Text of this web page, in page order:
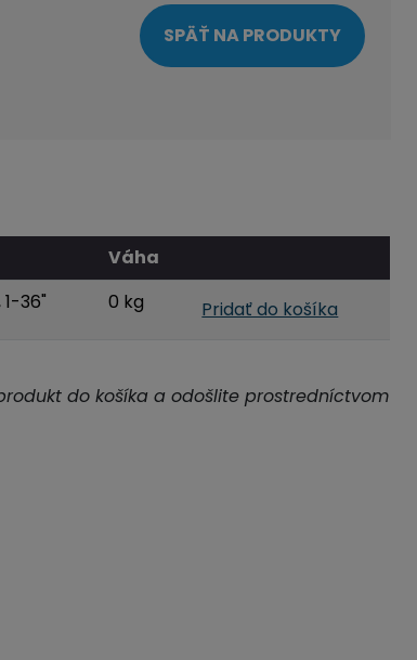
SPÄŤ NA PRODUKTY
Váha
36" 0 kg Pridať do košíka
do košíka a odošlite prostredníctvom